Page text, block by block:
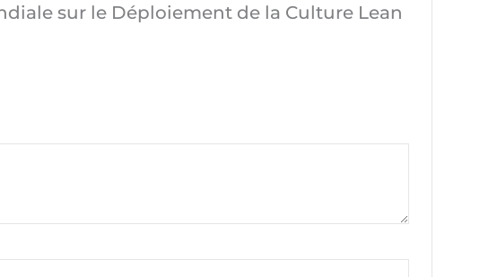
sur le Déploiement de la Culture Lean